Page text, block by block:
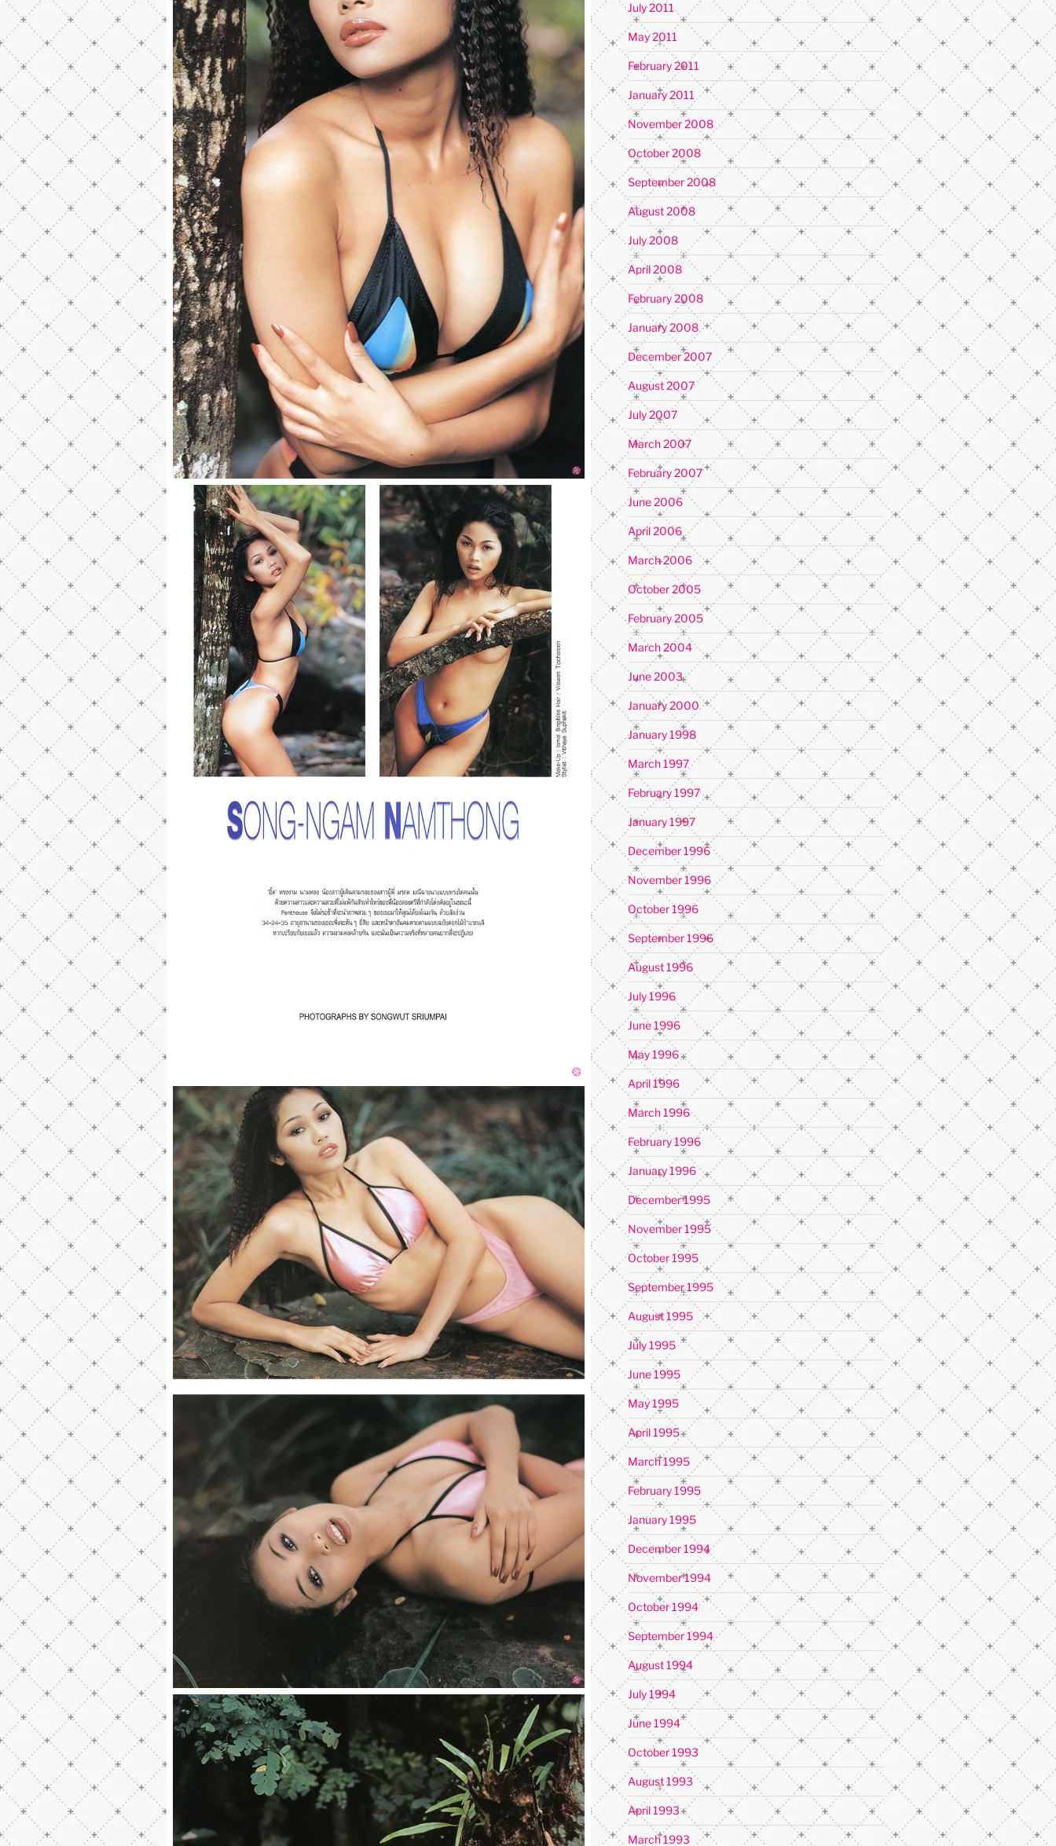
July 2011
May 2011
February 2011
January 2011
November 2008
October 2008
September 2008
August 2008
July 2008
April 2008
February 2008
January 2008
December 2007
August 2007
July 2007
March 2007
February 2007
June 2006
April 2006
March 2006
October 2005
February 2005
March 2004
June 2003
January 2000
January 1998
March 1997
February 1997
January 1997
December 1996
November 1996
October 1996
September 1996
August 1996
July 1996
June 1996
May 1996
April 1996
March 1996
February 1996
January 1996
December 1995
November 1995
October 1995
September 1995
August 1995
July 1995
June 1995
May 1995
April 1995
March 1995
February 1995
January 1995
December 1994
November 1994
October 1994
September 1994
August 1994
July 1994
June 1994
October 1993
August 1993
April 1993
March 1993